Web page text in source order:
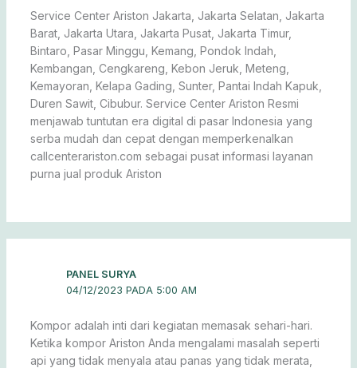
Service Center Ariston Jakarta, Jakarta Selatan, Jakarta
Barat, Jakarta Utara, Jakarta Pusat, Jakarta Timur,
Bintaro, Pasar Minggu, Kemang, Pondok Indah,
Kembangan, Cengkareng, Kebon Jeruk, Meteng,
Kemayoran, Kelapa Gading, Sunter, Pantai Indah Kapuk,
Duren Sawit, Cibubur. Service Center Ariston Resmi
menjawab tuntutan era digital di pasar Indonesia yang
serba mudah dan cepat dengan memperkenalkan
callcenterariston.com sebagai pusat informasi layanan
purna jual produk Ariston
PANEL SURYA
04/12/2023 PADA 5:00 AM
Kompor adalah inti dari kegiatan memasak sehari-hari.
Ketika kompor Ariston Anda mengalami masalah seperti
api yang tidak menyala atau panas yang tidak merata,